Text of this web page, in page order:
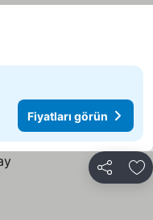
Fiyatları görün
Paylaş